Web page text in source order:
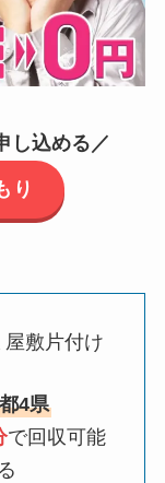
し込める／
り
敷片付け
4県
で回収可能